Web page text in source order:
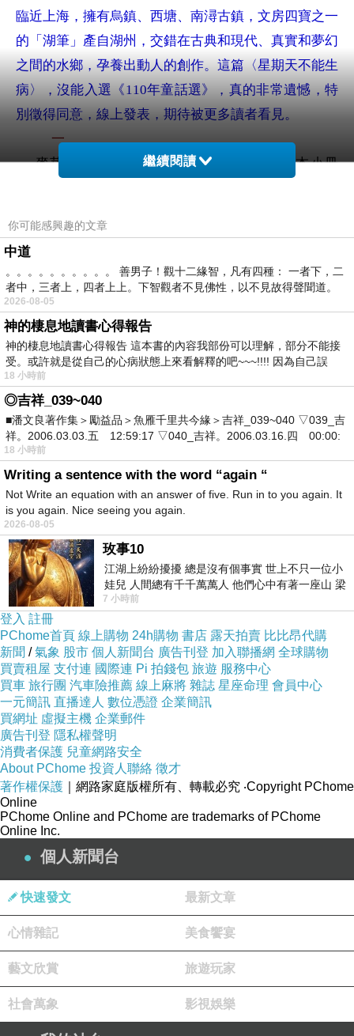
臨近上海，擁有烏鎮、西塘、南潯古鎮，文房四寶之一
的「湖筆」產自湖州，交錯在古典和現代、真實和夢幻
之間的水鄉，孕養出動人的創作。這篇〈星期天不能生
病〉，沒能入選《110年童話選》，真的非常遺憾，特
別徵得同意，線上發表，期待被更多讀者看見。
一
麥芽一家剛剛搬到咕嚕小鎮，就收到了一本小冊
「為什麼星期天不能生病？」麥芽好奇地問爸爸：
「如果生病了會怎麼樣？」
「不知道啊！」爸爸搖搖頭回答。麥芽問媽媽：
「媽媽，假如不小心生病了怎麼辦呢？」
「不知道啊！」媽媽搖搖頭說。麥芽嘀咕著
是一條奇怪的規定！」
有一天，上午很暖和，下午突然變天了，冷風陣陣
吹來，氣溫驟然下降。麥芽去外面玩了一圈回到家，忍
不住打了三個響亮的噴嚏。哎呀，麥芽生病了！
「今天是星期天啊！」媽媽看了一眼日曆本，有些
擔憂地說：「按照咕嚕小鎮的規定，星期天不能生病，
可是麥芽著涼感冒了，會不會有事啊？
「咱們待在屋子裡不出去，我不說，你不說，誰又
知道麥芽生病了呢！」爸爸安慰媽媽
麥芽身體發軟，腦袋發沉，鼻子堵住了，嗓子也有
點兒疼，真難受啊！她躺在床上，睡得昏昏沉沉，迷迷
糊糊。這時，怪事發生了！
二
「媽媽，我想喝水。」麥芽有點兒口渴，想叫媽媽
拿杯水來，可是沒有聽到回應。麥芽睜開眼睛，發現家
裡安安靜靜的，她又叫了爸爸媽媽幾聲，仍然沒有得到
任何回應。很顯然，爸爸媽媽不在家。他們去哪兒了？
今天是星期天，不用去上班，麥芽心想，是不是出去買
菜了？
麥芽掙扎著從床上坐起來，穿上拖鞋走向廚房，準
備去倒水喝。經過客廳的穿衣鏡前時，麥芽愣住了，鏡
一刻就要跳出胸膛似的。麥芽眨眨眼睛，鏡子裡的怪物
也眨眨眼睛；麥芽動了動腦袋，鏡子裡的怪物也動了動
腦袋；麥芽抬起一條手臂，鏡子裡的怪物也抬起一條手
臂……最為關鍵的是，鏡子裡的怪物長著一對圓耳朵，
一個尖鼻子，一張大嘴巴，腦袋圓滾滾像一個氣球似
的，然而它的身上穿著麥芽的衣服，腿上穿著麥芽的褲
繼續閱讀
你可能感興趣的文章
中道
。。。。。。。。。。 善男子！觀十二緣智，凡有四種： 一者下，二
者中，三者上，四者上上。下智觀者不見佛性，以不見故得聲聞道。
2026-08-05
神的棲息地讀書心得報告
神的棲息地讀書心得報告 這本書的內容我部份可以理解，部分不能接
受。或許就是從自己的心病狀態上來看解釋的吧~~~!!!! 因為自己誤
18 小時前
◎吉祥_039~040
■潘文良著作集＞勵益品＞魚雁千里共今緣＞吉祥_039~040 ▽039_吉
祥。2006.03.03.五 12:59:17 ▽040_吉祥。2006.03.16.四 00:00:
18 小時前
Writing a sentence with the word “again “
Not Write an equation with an answer of five. Run in to you again. It
is you again. Nice seeing you again.
2026-08-05
玫事10
江湖上紛紛擾擾 總是沒有個事實 世上不只一位小
娃兒 人間總有千千萬萬人 他們心中有著一座山 梁
山佛山泰華衡恆嵩 一山之高
7 小時前
登入 註冊
PChome首頁 線上購物 24h購物 書店 露天拍賣 比比昂代購
新聞 /氣象 股市 個人新聞台 廣告刊登 加入聯播網 全球購物
買賣租屋 支付連 國際連 Pi 拍錢包 旅遊 服務中心
買車 旅行團 汽車險推薦 線上麻將 雜誌 星座命理 會員中心
一元簡訊 直播達人 數位憑證 企業簡訊
買網址 虛擬主機 企業郵件
廣告刊登 隱私權聲明
消費者保護 兒童網路安全
About PChome 投資人聯絡 徵才
著作權保護 ｜網路家庭版權所有、轉載必究 ‧Copyright PChome
Online
PChome Online and PChome are trademarks of PChome
Online Inc.
個人新聞台
快速發文 最新文章
心情雜記 美食饗宴
藝文欣賞 旅遊玩家
社會萬象 影視娛樂